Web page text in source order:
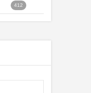
412